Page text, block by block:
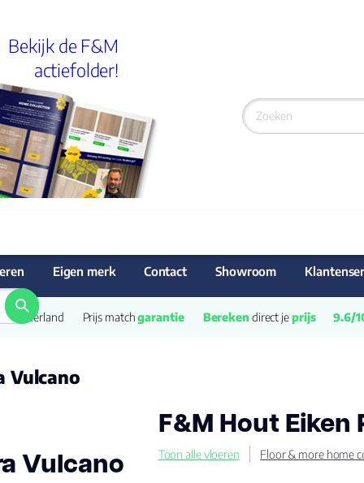
Bekijk de F&M
actiefolder!
Eigen merk Contact Showroom
Nederland Prijs match garantie Bereken direct je prijs 9.6/
Vulcano
Vulcano
F&M Hout Eiken
Toon alle vloeren Floor & more home